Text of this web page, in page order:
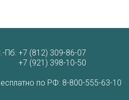
Пб: +7 (812) 309-86-07
+7 (921) 398-10-50
по РФ: 8-800-555-63-10